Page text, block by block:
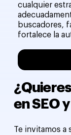
cualquier
buscadores,
fortalece la
en SEO
Te invitamos